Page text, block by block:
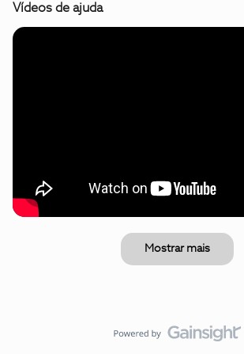
Vídeos de ajuda
Mostrar mais